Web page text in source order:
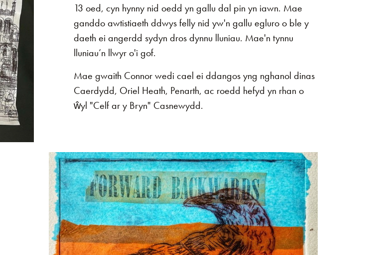
13 oed, cyn hynny nid oedd yn gallu dal pin yn iawn. Mae
ganddo awtistiaeth ddwys felly nid yw'n gallu egluro o ble y
daeth ei angerdd sydyn dros dynnu lluniau. Mae'n tynnu
lluniau’n llwyr o'i gof.
Mae gwaith Connor wedi cael ei ddangos yng nghanol dinas
Caerdydd, Oriel Heath, Penarth, ac roedd hefyd yn rhan o
ŵyl "Celf ar y Bryn" Casnewydd.